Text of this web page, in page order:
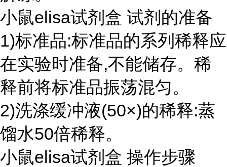
小鼠elisa试剂盒 试剂的准备
1)标准品:标准品的系列稀释应
在实验时准备,不能储存。稀
释前将标准品振荡混匀。
2)洗涤缓冲液(50×)的稀释:蒸
馏水50倍稀释。
小鼠elisa试剂盒 操作步骤